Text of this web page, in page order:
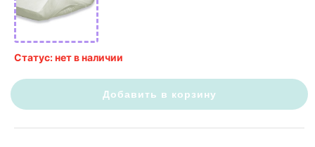
Статус: нет в наличии
Добавить в корзину